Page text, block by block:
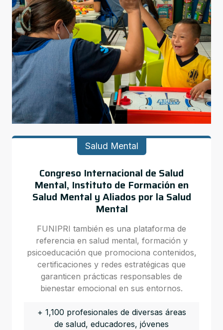
Salud Mental
Congreso Internacional de Salud
Mental, Instituto de Formación en
Salud Mental y Aliados por la Salud
Mental
FUNIPRI también es una plataforma de
referencia en salud mental, formación y
psicoeducación que promociona contenidos,
certificaciones y redes estratégicas que
garanticen prácticas responsables de
bienestar emocional en sus entornos.
+ 1,100 profesionales de diversas áreas
de salud, educadores, jóvenes